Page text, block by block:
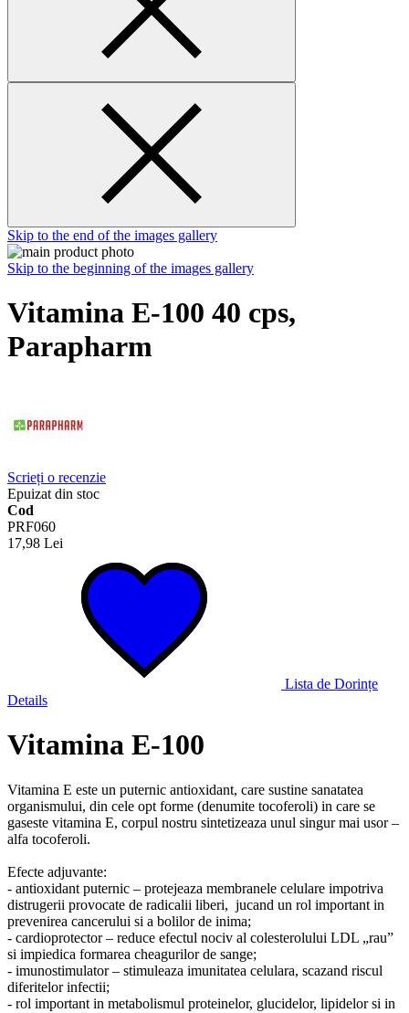
Skip to the end of the images gallery
Skip to the beginning of the images gallery
Vitamina E-100 40 cps,
Parapharm
Scrieți o recenzie
Epuizat din stoc
Cod
PRF060
17,98 Lei
Lista de Dorințe
Details
Vitamina E-100
Vitamina E este un puternic antioxidant, care sustine sanatatea
organismului, din cele opt forme (denumite tocoferoli) in care se
gaseste vitamina E, corpul nostru sintetizeaza unul singur mai usor –
alfa tocoferoli.
Efecte adjuvante:
- antioxidant puternic – protejeaza membranele celulare impotriva
distrugerii provocate de radicalii liberi, jucand un rol important in
prevenirea cancerului si a bolilor de inima;
- cardioprotector – reduce efectul nociv al colesterolului LDL „rau”
si impiedica formarea cheagurilor de sange;
- imunostimulator – stimuleaza imunitatea celulara, scazand riscul
diferitelor infectii;
- rol important in metabolismul proteinelor, glucidelor, lipidelor si in